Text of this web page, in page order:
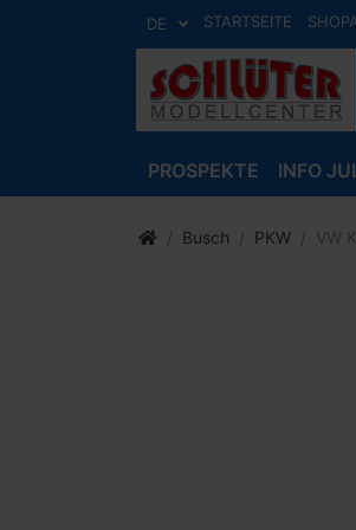
DE STARTSEITE
PROSPEKTE INFO
Busch PKW VW